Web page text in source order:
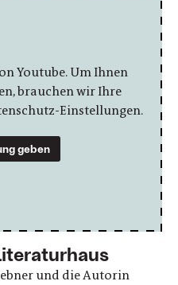
Youtube. Um Ihnen
brauchen wir Ihre
Einstellungen.
geben
und die Autorin